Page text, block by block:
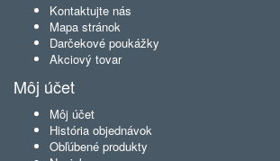
Kontaktujte nás
Mapa stránok
Darčekové poukážky
Akciový tovar
Môj účet
Môj účet
História objednávok
Obľúbené produkty